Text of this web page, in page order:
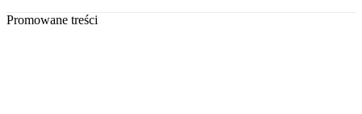
Promowane treści